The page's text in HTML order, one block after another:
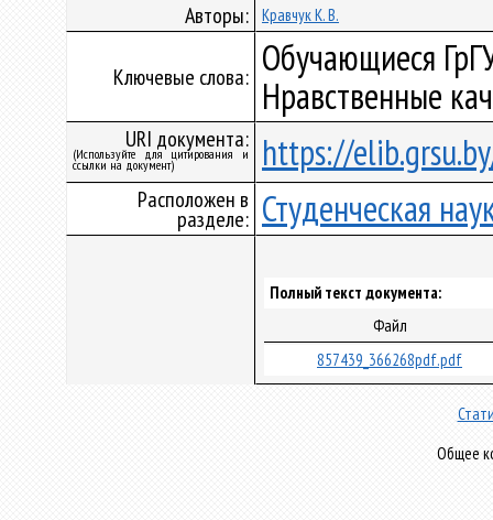
Авторы: Кравчук К. В.
Ключевые слова: Обучающиеся
Нравственные
URI документа:
(Используйте для цитирования и
ссылки на документ) https://
Расположен в
разделе: Студенческая
Полный текст документа:
Файл
857439_366268pdf.pdf
Общее